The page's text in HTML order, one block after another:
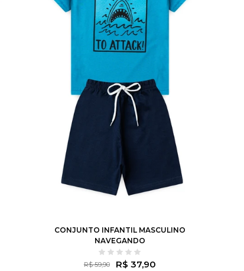
CONJUNTO INFANTIL MASCULINO
NAVEGANDO
R$ 59,90 R$ 37,90